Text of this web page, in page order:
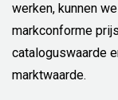
werken, kunnen
markconforme
cataloguswaarde
marktwaarde.